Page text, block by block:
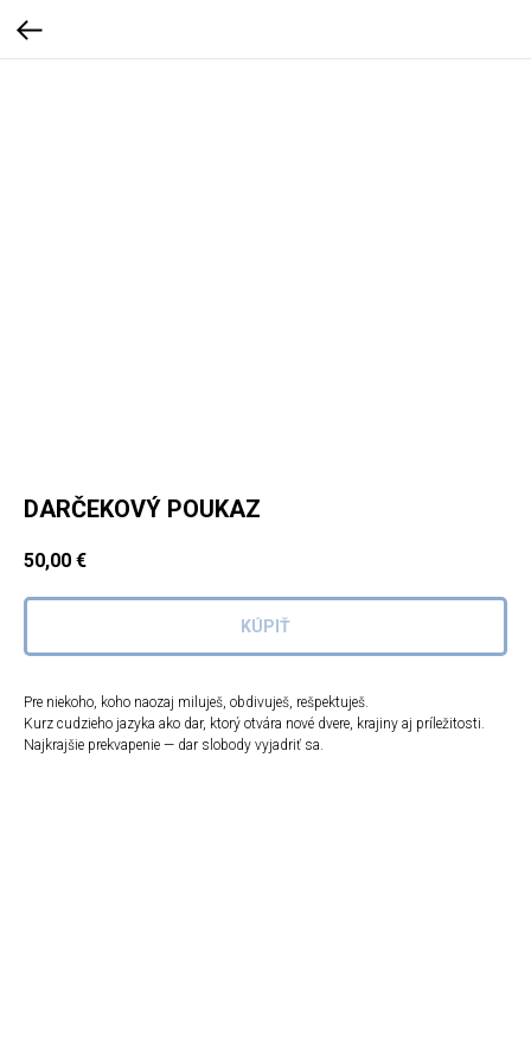
DARČEKOVÝ POUKAZ
50,00 €
KÚPIŤ
Pre niekoho, koho naozaj miluješ, obdivuješ, rešpektuješ.
Kurz cudzieho jazyka ako dar, ktorý otvára nové dvere, krajiny aj príležitosti.
Najkrajšie prekvapenie — dar slobody vyjadriť sa.